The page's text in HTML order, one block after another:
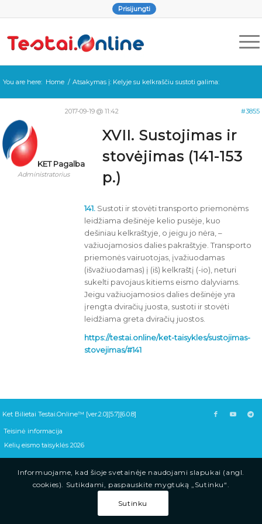
Prisijungti
You are here: Home / Atsakymas į: Kelyje su kelkraščiu sustoti galima:
2017-09-19 @ 11:42 #3855
KET Pagalba
Administratorius
XVII. Sustojimas ir
stovėjimas (141-153
p.)
141. Sustoti ir stovėti transporto priemonėms
leidžiama dešinėje kelio pusėje, kuo
dešiniau kelkraštyje, o jeigu jo nėra, –
važiuojamosios dalies pakraštyje. Transporto
priemonės vairuotojas, įvažiuodamas
(išvažiuodamas) į (iš) kelkraštį (-io), neturi
sukelti pavojaus kitiems eismo dalyviams.
Jeigu važiuojamosios dalies dešinėje yra
įrengta dviračių juosta, sustoti ir stovėti
leidžiama greta dviračių juostos.
https://testai.online/ket-taisykles/sustojimas-
stovejimas/#141
Ket Bilietai Testai.Online™ [ver.2.0][5.7][6.0.8]
Teisinė informacija
Kelių eismo taisyklės 2026
Informuojame, kad šioje svetainėje naudojami slapukai (angl.
cookies). Sutikdami, paspauskite mygtuką „Sutinku“.
Sutinku